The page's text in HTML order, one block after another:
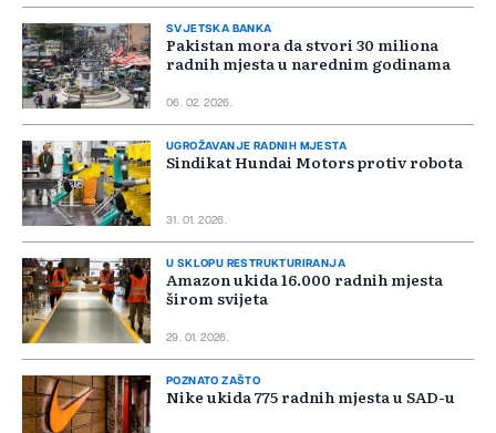
SVJETSKA BANKA
Pakistan mora da stvori 30 miliona
radnih mjesta u narednim godinama
06. 02. 2026.
UGROŽAVANJE RADNIH MJESTA
Sindikat Hundai Motors protiv robota
31. 01. 2026.
U SKLOPU RESTRUKTURIRANJA
Amazon ukida 16.000 radnih mjesta
širom svijeta
29. 01. 2026.
POZNATO ZAŠTO
Nike ukida 775 radnih mjesta u SAD-u